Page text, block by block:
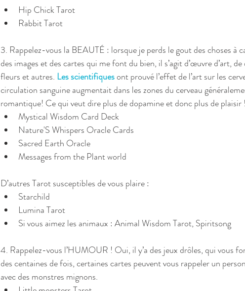
Hip Chick Tarot
Rabbit Tarot
3. Rappelez-vous la BEAUTÉ : lorsque je perds le gout des choses à
des images et des cartes qui me font du bien, il s’agit d’œuvre d’art,
fleurs et autres. Les scientifiques ont prouvé l’effet de l’art sur les
circulation sanguine augmentait dans les zones du cerveau
romantique! Ce qui veut dire plus de dopamine et donc plus de plaisir
Mystical Wisdom Card Deck
Nature'S Whispers Oracle Cards
Sacred Earth Oracle
Messages from the Plant world
D’autres Tarot susceptibles de vous plaire :
Starchild
Lumina Tarot
Si vous aimez les animaux : Animal Wisdom Tarot, Spiritsong
4. Rappelez-vous l’HUMOUR ! Oui, il y’a des jeux drôles, qui vous
des centaines de fois, certaines cartes peuvent vous rappeler un
avec des monstres mignons.